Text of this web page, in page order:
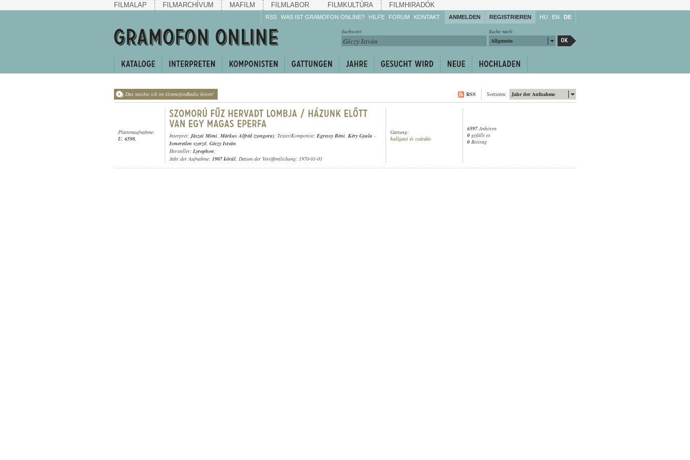
FILMALAP FILMARCHÍVUM MAFILM FILMLABOR FILMKULTÚRA FILMHIRADÓK
RSS WAS IST GRAMOFON ONLINE? HILFE
Machen Sie mit!
Reden Sie mit!
weiter!
FORUM KONTAKT ANMELDEN REGISTRIEREN HU EN DE
Suche nach:
Allgemein
Suchwort:
Das möchte ich im GramofonRadio hören! Jahr der Aufnahme
Sortieren:
RSS
Plattenaufnahme:
U. 6598.
Interpret:Jászai Mimi, Márkus Alfréd (zongora); Texter/Komponist: Egressy Béni, Kéry Gyula -
Ismeretlen szerző, Géczy István
Hersteller: Lyrophon;
Jahr der Aufnahme: 1907 körül; Datum der Veröffentlichung: 1970-01-01
Gattung:
hallgató és csárdás
6597Anhören
0 gefällt es
0 Beitrag